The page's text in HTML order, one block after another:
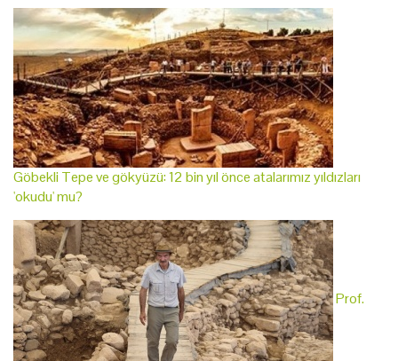
Göbekli Tepe ve gökyüzü: 12 bin yıl önce atalarımız yıldızları
'okudu' mu?
Prof.